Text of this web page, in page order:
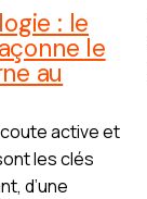
: le
le
au
active et
les clés
d’une